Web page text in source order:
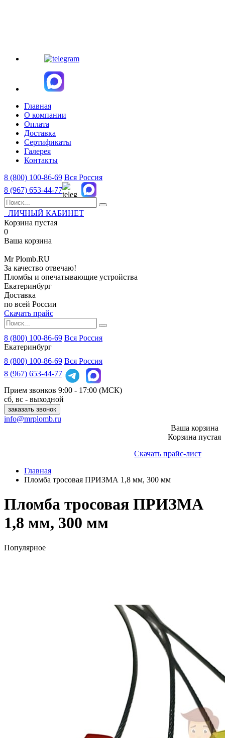
Главная
О компании
Оплата
Доставка
Сертификаты
Галерея
Контакты
8 (800) 100-86-69 Вся Россия
8 (967) 653-44-77
ЛИЧНЫЙ КАБИНЕТ
Корзина пустая
0
Ваша корзина
MrPlomb.RU
За качество отвечаю!
Пломбы и опечатывающие устройства
Екатеринбург
Доставка
по всей России
Скачать прайс
8 (800) 100-86-69 Вся Россия
Екатеринбург
8 (800) 100-86-69 Вся Россия
8 (967) 653-44-77
Прием звонков 9:00 - 17:00 (МСК)
сб, вс - выходной
заказать звонок
info@mrplomb.ru
Ваша корзина
Корзина пустая
Скачать прайс-лист
Главная
Пломба тросовая ПРИЗМА 1,8 мм, 300 мм
Пломба тросовая ПРИЗМА
1,8 мм, 300 мм
Популярное